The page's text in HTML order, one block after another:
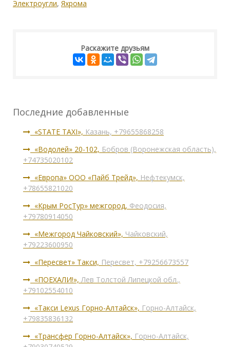
Электроугли, Яхрома
Раскажите друзьям
Последние добавленные
«STATE TAXI», Казань, +79655868258
«Водолей» 20-102, Бобров (Воронежская область),
+74735020102
«Европа» ООО «Пайб Трейд», Нефтекумск,
+78655821020
«Крым РосТур» межгород, Феодосия,
+79780914050
«Межгород Чайковский», Чайковский,
+79223600950
«Пересвет» Такси, Пересвет, +79256673557
«ПОЕХАЛИ!»,Лев Толстой Липецкой обл.,
+79102554010
«Такси Lexus Горно-Алтайск», Горно-Алтайск,
+79835836132
«Трансфер Горно-Алтайск», Горно-Алтайск,